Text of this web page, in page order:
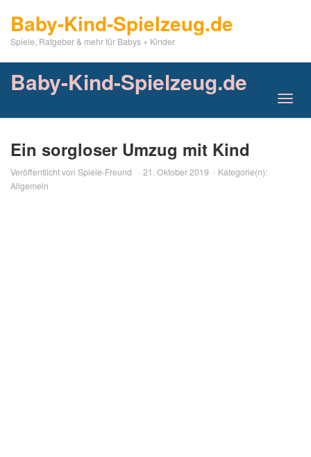
mainBaby-Kind-Spielzeug.de
Spiele, Ratgeber & mehr für Babys + Kinder
Baby-Kind-Spielzeug.de
Ein sorgloser Umzug mit Kind
Veröffentlicht von Spiele-Freund 21. Oktober 2019
Kategorie(n):
Allgemein